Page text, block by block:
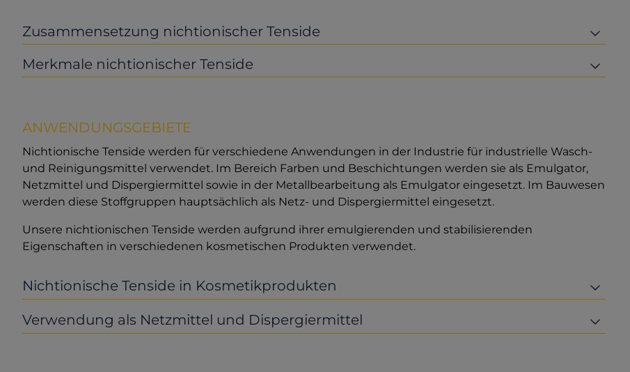
Zusammensetzung nichtionischer Tenside
Merkmale nichtionischer Tenside
ANWENDUNGSGEBIETE
Nichtionische Tenside werden für verschiedene Anwendungen in der Industrie für industrielle Wasch-
und Reinigungsmittel verwendet. Im Bereich Farben und Beschichtungen werden sie als Emulgator,
Netzmittel und Dispergiermittel sowie in der Metallbearbeitung als Emulgator eingesetzt. Im Bauwesen
werden diese Stoffgruppen hauptsächlich als Netz- und Dispergiermittel eingesetzt.
Unsere nichtionischen Tenside werden aufgrund ihrer emulgierenden und stabilisierenden
Eigenschaften in verschiedenen kosmetischen Produkten verwendet.
Nichtionische Tenside in Kosmetikprodukten
Verwendung als Netzmittel und Dispergiermittel